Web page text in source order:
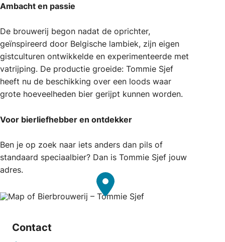
Ambacht en passie
De brouwerij begon nadat de oprichter,
geïnspireerd door Belgische lambiek, zijn eigen
gistculturen ontwikkelde en experimenteerde met
vatrijping. De productie groeide: Tommie Sjef
heeft nu de beschikking over een loods waar
grote hoeveelheden bier gerijpt kunnen worden.
Voor bierliefhebber en ontdekker
Ben je op zoek naar iets anders dan pils of
standaard speciaalbier? Dan is Tommie Sjef jouw
adres.
Contact